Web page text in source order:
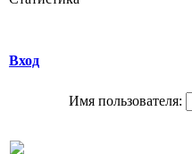
Вход
Имя пользователя: